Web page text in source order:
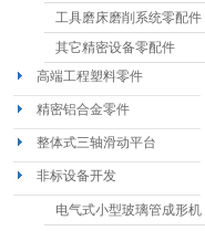
工具磨床磨削系统零配件
其它精密设备零配件
高端工程塑料零件
精密铝合金零件
整体式三轴滑动平台
非标设备开发
电气式小型玻璃管成形机